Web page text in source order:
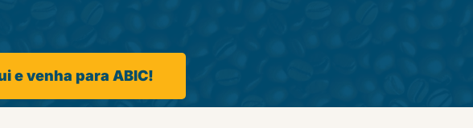
e venha para ABIC!